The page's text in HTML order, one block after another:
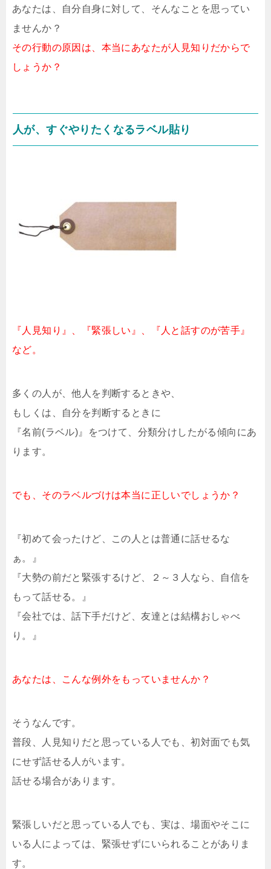
あなたは、自分自身に対して、そんなことを思ってい
ませんか？
その行動の原因は、本当にあなたが人見知りだからで
しょうか？
人が、すぐやりたくなるラベル貼り
『人見知り』、『緊張しい』、『人と話すのが苦手』
など。
多くの人が、他人を判断するときや、
もしくは、自分を判断するときに
『名前(ラベル)』をつけて、分類分けしたがる傾向にあ
ります。
でも、そのラベルづけは本当に正しいでしょうか？
『初めて会ったけど、この人とは普通に話せるな
ぁ。』
『大勢の前だと緊張するけど、２～３人なら、自信を
もって話せる。』
『会社では、話下手だけど、友達とは結構おしゃべ
り。』
あなたは、こんな例外をもっていませんか？
そうなんです。
普段、人見知りだと思っている人でも、初対面でも気
にせず話せる人がいます。
話せる場合があります。
緊張しいだと思っている人でも、実は、場面やそこに
いる人によっては、緊張せずにいられることがありま
す。